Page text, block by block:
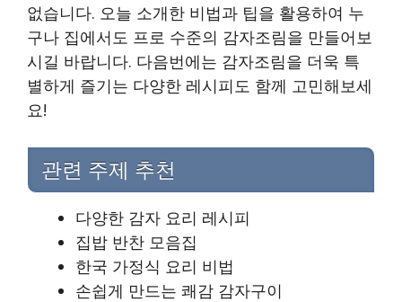
없습니다. 오늘 소개한 비법과 팁을 활용하여 누
구나 집에서도 프로 수준의 감자조림을 만들어보
시길 바랍니다. 다음번에는 감자조림을 더욱 특
별하게 즐기는 다양한 레시피도 함께 고민해보세
요!
관련 주제 추천
다양한 감자 요리 레시피
집밥 반찬 모음집
한국 가정식 요리 비법
손쉽게 만드는 쾌감 감자구이